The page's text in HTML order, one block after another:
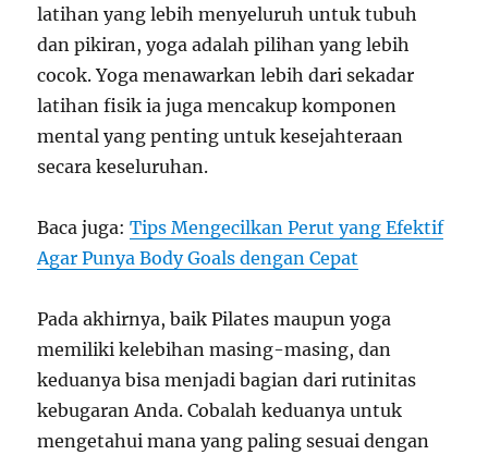
latihan yang lebih menyeluruh untuk tubuh
dan pikiran, yoga adalah pilihan yang lebih
cocok. Yoga menawarkan lebih dari sekadar
latihan fisik ia juga mencakup komponen
mental yang penting untuk kesejahteraan
secara keseluruhan.
Baca juga:Tips Mengecilkan Perut yang Efektif
Agar Punya Body Goals dengan Cepat
Pada akhirnya, baik Pilates maupun yoga
memiliki kelebihan masing-masing, dan
keduanya bisa menjadi bagian dari rutinitas
kebugaran Anda. Cobalah keduanya untuk
mengetahui mana yang paling sesuai dengan